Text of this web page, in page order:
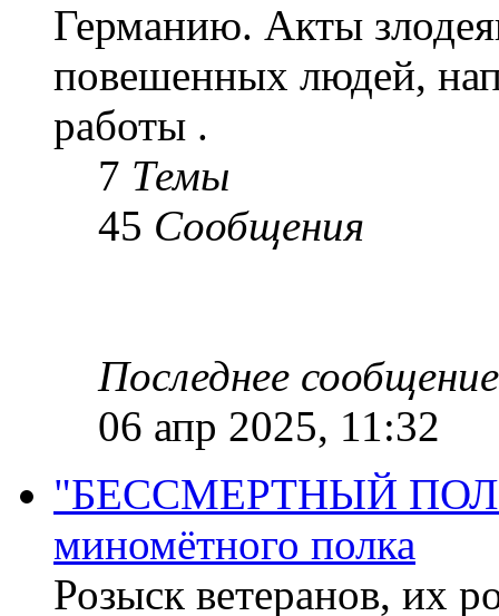
Германию. Акты
повешенных людей,
работы .
7 Темы
45 Сообщения
Последнее сообщение
06 апр 2025, 11:32
"БЕССМЕРТНЫЙ ПОЛК
миномётного полка
Розыск ветеранов, их